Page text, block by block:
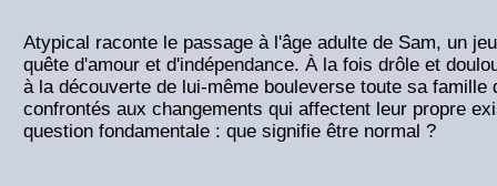
Atypical raconte le passage à l'âge adulte de Sam, un
quête d'amour et d'indépendance. À la fois drôle et
à la découverte de lui-même bouleverse toute sa famille
confrontés aux changements qui affectent leur propre
question fondamentale : que signifie être normal ?